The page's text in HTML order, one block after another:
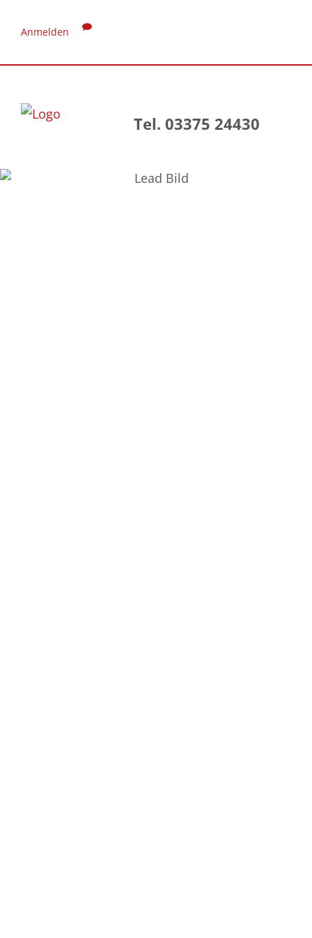
Anmelden
Tel. 03375 24430